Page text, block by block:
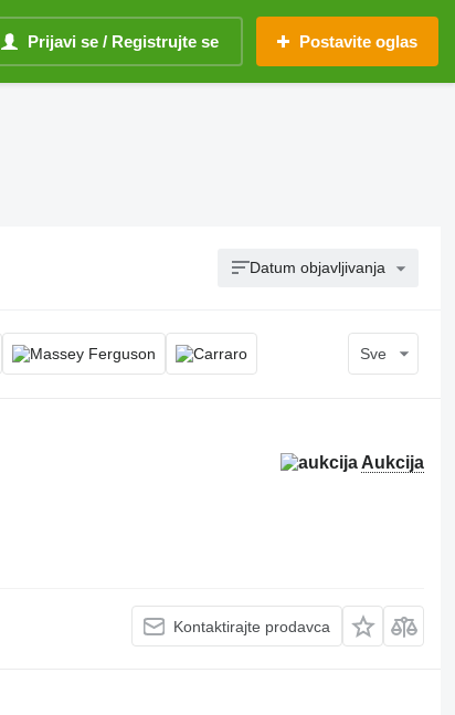
Prijavi se / Registrujte se Postavite oglas
Datum objavljivanja
Sve
Aukcija
Kontaktirajte prodavca